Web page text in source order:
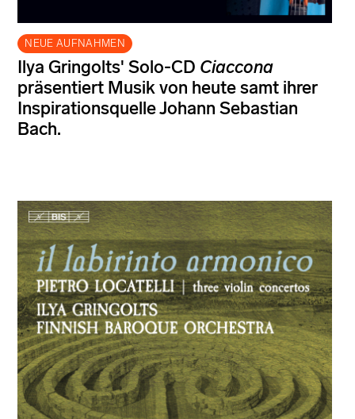
NEUE AUFNAHMEN
Ilya Gringolts' Solo-CD Ciaccona
präsentiert Musik von heute samt ihrer
Inspirationsquelle Johann Sebastian
Bach.